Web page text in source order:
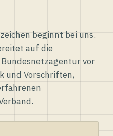
beginnt bei uns.
auf die
vor
und Vorschriften,